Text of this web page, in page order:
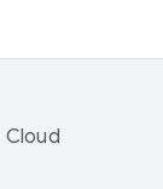
Cloud